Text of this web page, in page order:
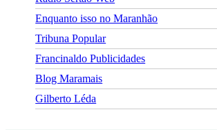
Enquanto isso no Maranhão
Tribuna Popular
Francinaldo Publicidades
Blog Maramais
Gilberto Léda